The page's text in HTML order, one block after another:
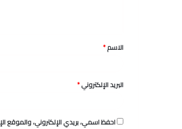
*
الاسم*
البريد الإلكتروني*
احفظ اسمي، بريدي الإلكتروني، والموقع